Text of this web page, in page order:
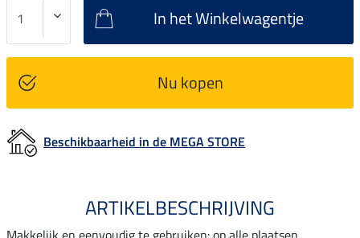
In het Winkelwagentje
Nu kopen
Beschikbaarheid in de MEGA STORE
ARTIKELBESCHRIJVING